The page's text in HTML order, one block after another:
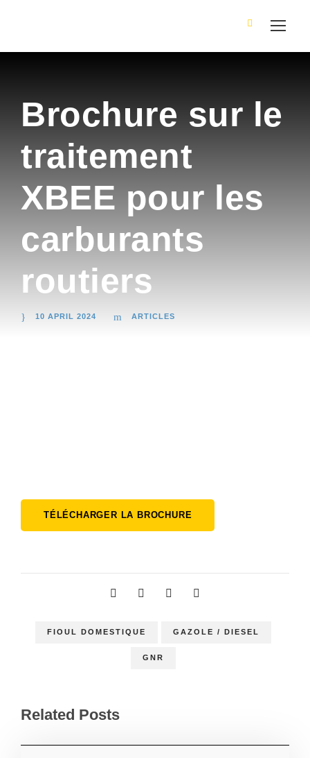
Brochure sur le
traitement
XBEE pour les
carburants
routiers
10 APRIL 2024 ARTICLES
TÉLÉCHARGER LA BROCHURE
FIOUL DOMESTIQUE GAZOLE / DIESEL
GNR
Related Posts